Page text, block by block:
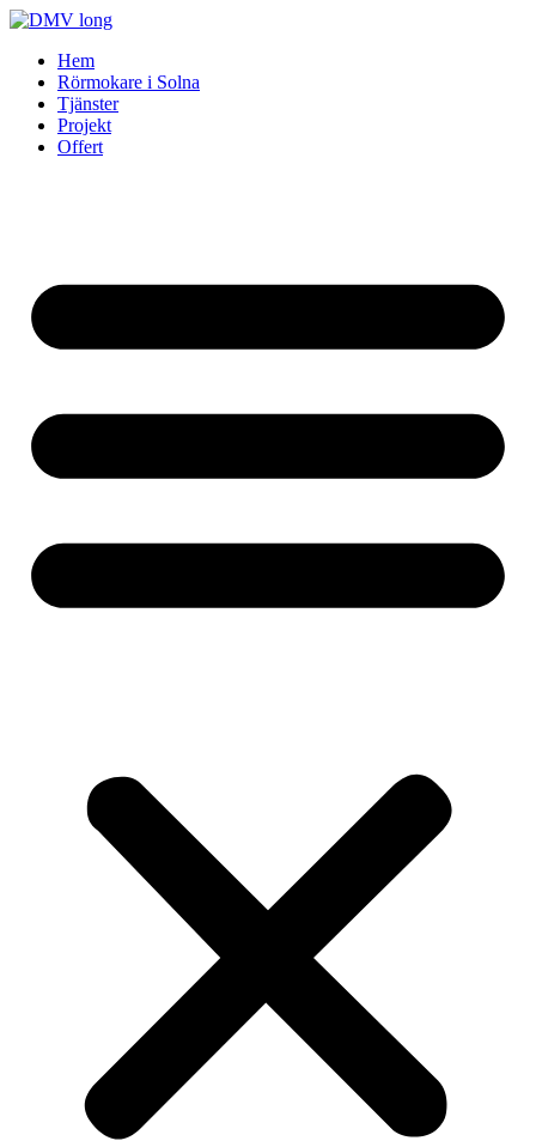
Skip
contentHem
Rörmokare i Solna
Tjänster
Projekt
Offert